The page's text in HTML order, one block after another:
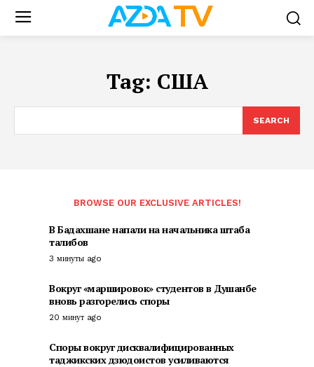
Tag: США
SEARCH
BROWSE OUR EXCLUSIVE ARTICLES!
В Бадахшане напали на начальника штаба
талибов
3 минуты ago
Вокруг «маршировок» студентов в Душанбе
вновь разгорелись споры
20 минут ago
Споры вокруг дисквалифицированных
таджикских дзюдоистов усиливаются